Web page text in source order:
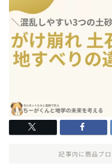
記事内に商品プ